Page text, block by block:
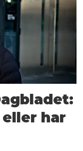
har